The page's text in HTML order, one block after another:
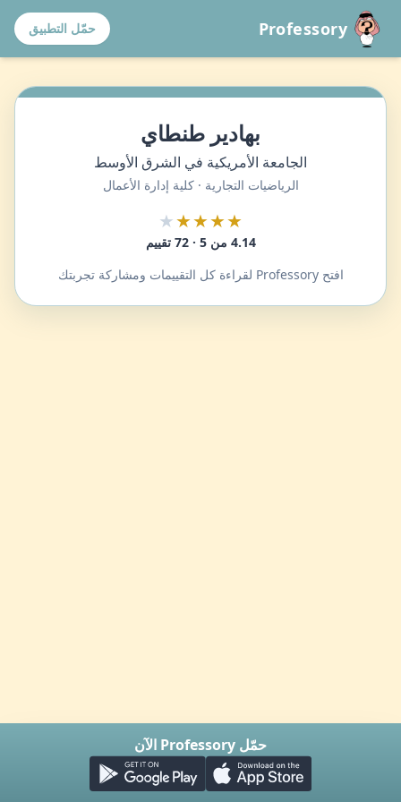
Professory حمّل التطبيق
بهادير طنطاي
الجامعة الأمريكية في الشرق الأوسط
الرياضيات التجارية · كلية إدارة الأعمال
★★★★
★
4.14 من 5 · 72 تقييم
افتح Professory لقراءة كل التقييمات ومشاركة تجربتك
حمّل Professory الآن